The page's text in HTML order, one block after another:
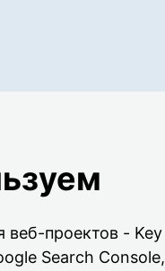
проектов - Key
Search Console,